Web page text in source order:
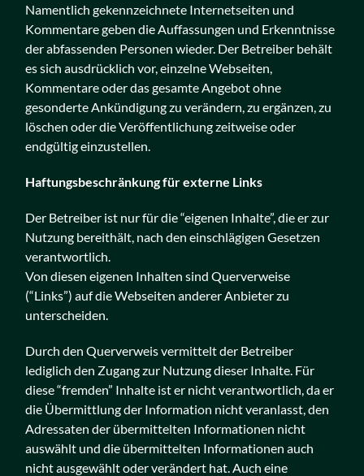
Namentlich gekennzeichnete Internetseiten und
Kommentare geben die Auffassungen und Erkenntnisse
der abfassenden Personen wieder. Der Betreiber behält
es sich ausdrücklich vor, einzelne Webseiten,
Kommentare oder das gesamte Angebot ohne
gesonderte Ankündigung zu verändern, zu ergänzen, zu
löschen oder die Veröffentlichung zeitweise oder
endgültig einzustellen.
Haftungsbeschränkung für externe Links
Der Betreiber ist nur für die “eigenen Inhalte”, die er zur
Nutzung bereithält, nach den einschlägigen Gesetzen
verantwortlich.
Von diesen eigenen Inhalten sind Querverweise
(“Links”) auf die Webseiten anderer Anbieter zu
unterscheiden.
Durch den Querverweis vermittelt der Betreiber
lediglich den Zugang zur Nutzung dieser Inhalte. Für
diese “fremden” Inhalte ist er nicht verantwortlich, da er
die Übermittlung der Information nicht veranlasst, den
Adressaten der übermittelten Informationen nicht
auswählt und die übermittelten Informationen auch
nicht ausgewählt oder verändert hat. Auch eine